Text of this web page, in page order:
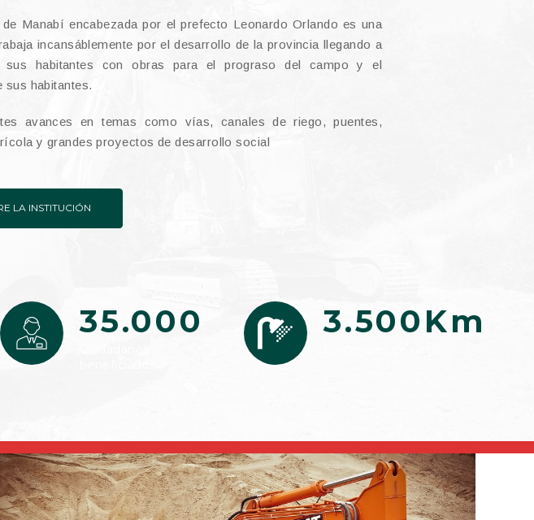
Manabí encabezada por el prefecto Leonardo Orlando es una
incansáblemente por el desarrollo de la provincia llegando a
sus habitantes con obras para el prograso del campo y el
sus habitantes.
avances en temas como vías, canales de riego, puentes,
y grandes proyectos de desarrollo social
LA INSTITUCIÓN
35.000 3.500Km